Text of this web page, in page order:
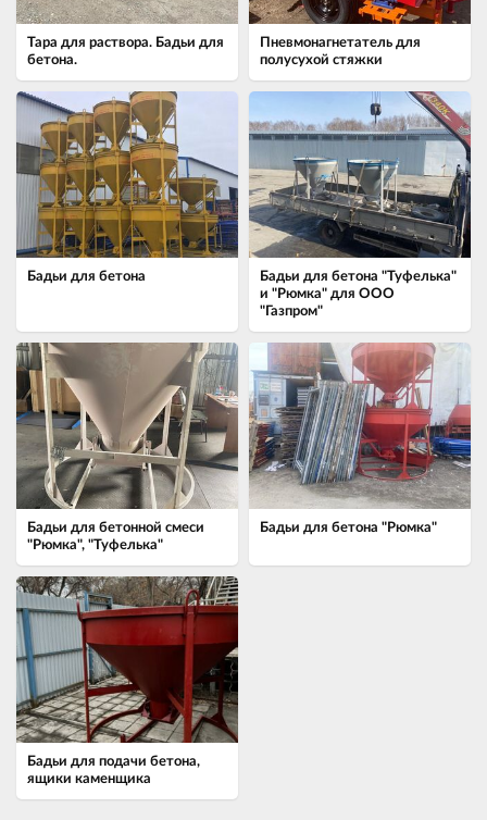
Тара для раствора. Бадьи для
бетона.
Пневмонагнетатель для
полусухой стяжки
Бадьи для бетона
Бадьи для бетона "Туфелька"
и "Рюмка" для ООО
"Газпром"
Бадьи для бетонной смеси
"Рюмка", "Туфелька"
Бадьи для бетона "Рюмка"
Бадьи для подачи бетона,
ящики каменщика